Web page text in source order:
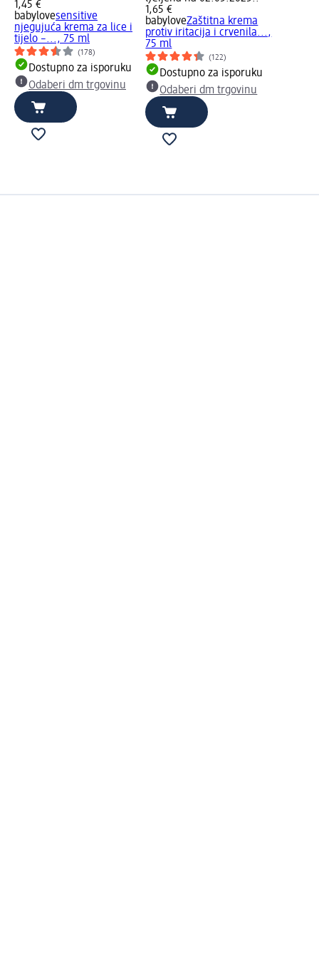
1,45 €
babylovesensitive
njegujuća krema za lice i
tijelo –..., 75 ml
(178)
Dostupno za isporuku
Odaberi dm trgovinu
1,65 €
babyloveZaštitna krema
protiv iritacija i crvenila...,
75 ml
(122)
Dostupno za isporuku
Odaberi dm trgovinu